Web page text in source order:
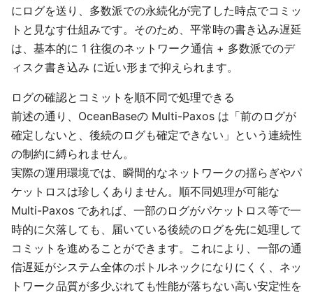
にログを送り、多数派での永続化が完了した時点でコミッ
トと見なす仕組みです。そのため、平常時の書き込み遅延
は、基本的に 1 往復のネットワーク通信 + 多数派でのデ
ィスク書き込み に近い形まで抑えられます。
ログの確認とコミットを順不同で処理できる
前述の通り、OceanBaseの Multi-Paxos は「前のログが
確定しないと、後続のログも確定できない」という連続性
の制約に縛られません。
実際の運用環境では、瞬間的なネットワークの揺らぎやパ
ケットロスは珍しくありません。順不同処理が可能な
Multi-Paxos であれば、一部のログがパケットロス等で一
時的に欠落しても、届いている後続のログを先に処理して
コミットを進めることができます。これにより、一部の通
信遅延がシステム全体のボトルネックになりにくく、ネッ
トワーク品質が多少ぶれても性能が落ちない高い安定性を